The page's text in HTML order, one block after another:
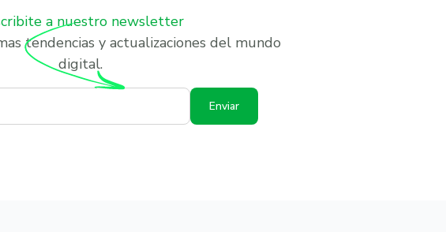
a nuestro newsletter
tendencias y actualizaciones del mundo
digital.
Enviar